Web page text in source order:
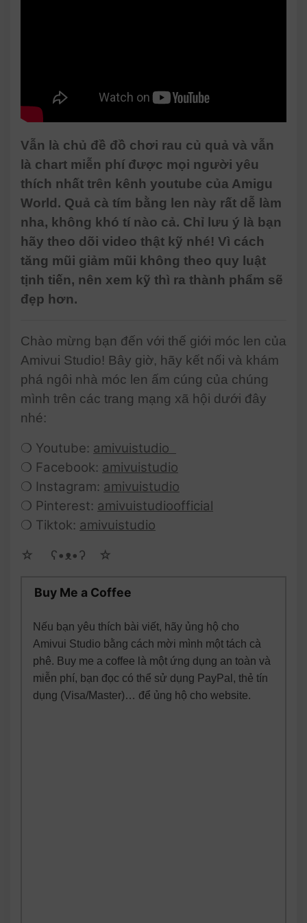
Vẫn là chủ đề đồ chơi rau củ quả và vẫn
là chart miễn phí được mọi người yêu
thích nhất trên kênh youtube của Amigu
World. Quả cà tím bằng len này rất dễ làm
nha, không khó tí nào cả. Chỉ lưu ý là bạn
hãy theo dõi video thật kỹ nhé! Vì cách
tăng mũi giảm mũi không theo quy luật
tịnh tiến, nên xem kỹ thì ra thành phẩm sẽ
đẹp hơn.
Chào mừng bạn đến với thế giới móc len của
Amivui Studio! Bây giờ, hãy kết nối và khám
phá ngôi nhà móc len ấm cúng của chúng
mình trên các trang mạng xã hội dưới đây
nhé:
❍ Youtube: amivuistudio
❍ Facebook: amivuistudio
❍ Instagram: amivuistudio
❍ Pinterest: amivuistudioofficial
❍ Tiktok: amivuistudio
☆ゝ ʕ•ᴥ•ʔゝ☆
Buy Me a Coffee
Nếu bạn yêu thích bài viết, hãy ủng hộ cho
Amivui Studio bằng cách mời mình một tách cà
phê. Buy me a coffee là một ứng dụng an toàn và
miễn phí, bạn đọc có thể sử dụng PayPal, thẻ tín
dụng (Visa/Master)… để ủng hộ cho website.